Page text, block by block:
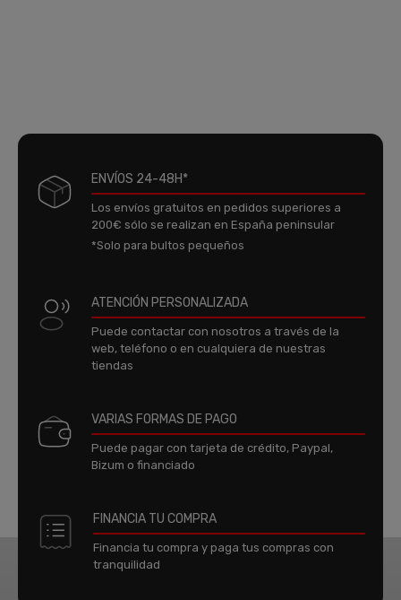
ENVÍOS 24-48H*
Los envíos gratuitos en pedidos superiores a
200€ sólo se realizan en España peninsular
*Solo para bultos pequeños
ATENCIÓN PERSONALIZADA
Puede contactar con nosotros a través de la
web, teléfono o en cualquiera de nuestras
tiendas
VARIAS FORMAS DE PAGO
Puede pagar con tarjeta de crédito, Paypal,
Bizum o financiado
FINANCIA TU COMPRA
Financia tu compra y paga tus compras con
tranquilidad